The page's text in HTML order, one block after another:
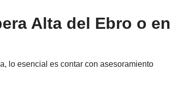
Alta del Ebro o en
lo esencial es contar con asesoramiento